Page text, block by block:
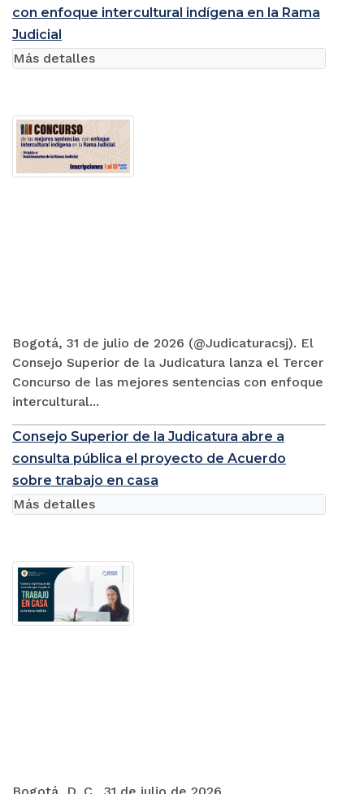
con enfoque intercultural indígena en la Rama
Judicial
Bogotá, 31 de julio de 2026 (@Judicaturacsj). El
Consejo Superior de la Judicatura lanza el Tercer
Concurso de las mejores sentencias con enfoque
intercultural...
Más detalles
Consejo Superior de la Judicatura abre a
consulta pública el proyecto de Acuerdo
sobre trabajo en casa
Más detalles